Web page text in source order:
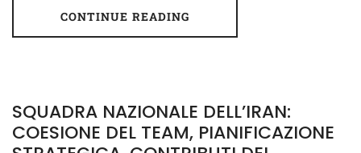
CONTINUE READING
SQUADRA NAZIONALE DELL’IRAN:
COESIONE DEL TEAM, PIANIFICAZIONE